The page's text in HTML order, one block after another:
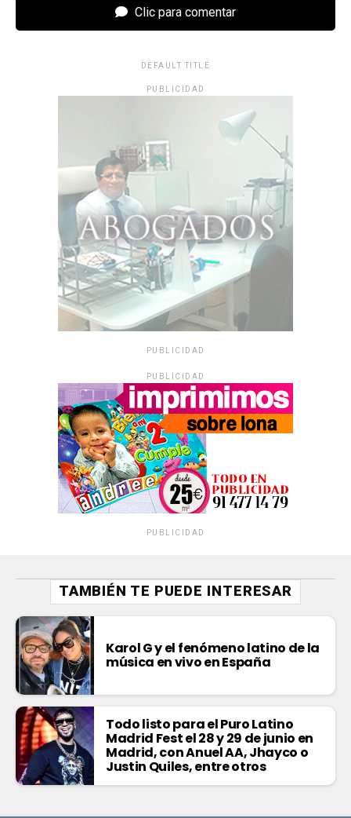
Clic para comentar
DEFAULT TITLE
PUBLICIDAD
PUBLICIDAD
PUBLICIDAD
PUBLICIDAD
TAMBIÉN TE PUEDE INTERESAR
Karol G y el fenómeno latino de la
música en vivo en España
Todo listo para el Puro Latino
Madrid Fest el 28 y 29 de junio en
Madrid, con Anuel AA, Jhayco o
Justin Quiles, entre otros